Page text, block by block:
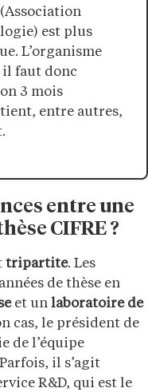
(Association
est plus
L’organisme
faut donc
3 mois
entre autres,
entre une
CIFRE ?
tripartite. Les
de thèse en
et un laboratoire de
cas, le président de
de l’équipe
il s’agit
R&D, qui est le